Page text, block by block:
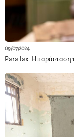
09/07/2024
Parallax: Η παράσταση